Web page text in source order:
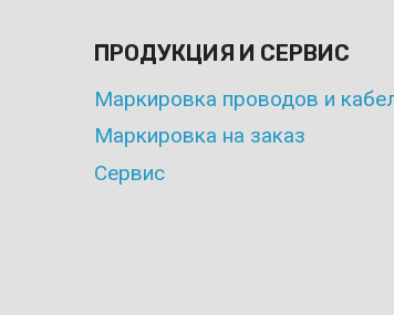
ПРОДУКЦИЯ И СЕРВИС
Маркировка проводов и
Маркировка на заказ
Сервис